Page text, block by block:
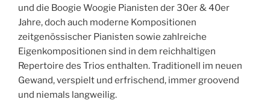
und die Boogie Woogie Pianisten der 30er & 40er
Jahre, doch auch moderne Kompositionen
zeitgenössischer Pianisten sowie zahlreiche
Eigenkompositionen sind in dem reichhaltigen
Repertoire des Trios enthalten. Traditionell im neuen
Gewand, verspielt und erfrischend, immer groovend
und niemals langweilig.